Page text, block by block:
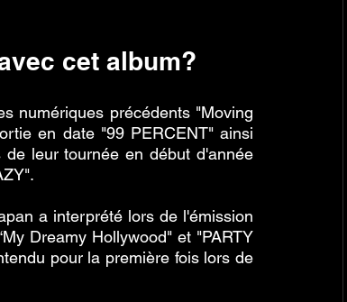
cet album?
numériques précédents "Moving
en date "99 PERCENT" ainsi
leur tournée en début d'année
a interprété lors de l'émission
Dreamy Hollywood" et "PARTY
pour la première fois lors de